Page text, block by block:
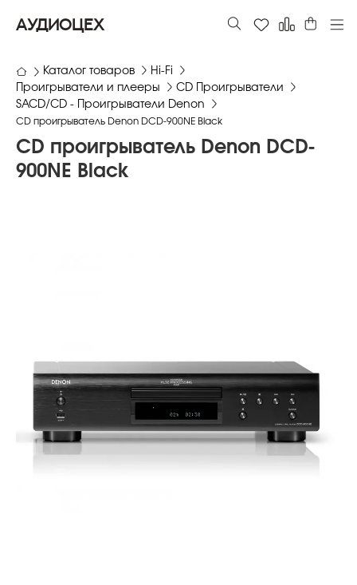
АУДИОЦЕХ
Каталог товаров
Hi-Fi
Проигрыватели и плееры
CD Проигрыватели
SACD/CD - Проигрыватели Denon
CD проигрыватель Denon DCD-900NE Black
CD проигрыватель Denon DCD-
900NE Black